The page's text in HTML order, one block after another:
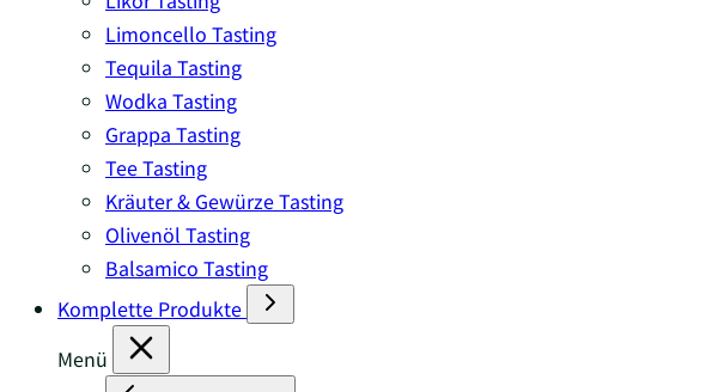
Limoncello Tasting
Tequila Tasting
Wodka Tasting
Grappa Tasting
Tee Tasting
Kräuter & Gewürze Tasting
Olivenöl Tasting
Balsamico Tasting
Komplette Produkte
Menü